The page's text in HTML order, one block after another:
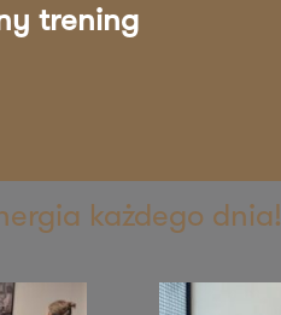
trening
każdego dnia!